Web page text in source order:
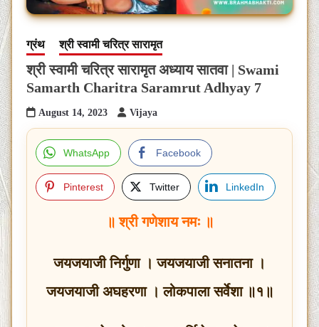
ग्रंथ श्री स्वामी चरित्र सारामृत
श्री स्वामी चरित्र सारामृत अध्याय सातवा | Swami
Samarth Charitra Saramrut Adhyay 7
August 14, 2023 Vijaya
WhatsApp Facebook
Pinterest Twitter LinkedIn
॥ श्री गणेशाय नमः ॥
जयजयाजी निर्गुणा । जयजयाजी सनातना ।
जयजयाजी अघहरणा । लोकपाला सर्वेशा ॥१॥